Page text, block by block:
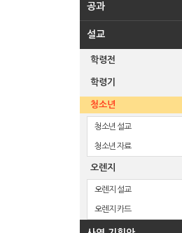
공과
설교
학령전
학령기
청소년
청소년 설교
청소년 자료
오렌지
오렌지 설교
오렌지 카드